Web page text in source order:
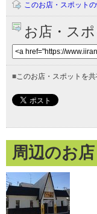
このお店・スポット
お店・ス
■このお店・スポットを
周辺のお